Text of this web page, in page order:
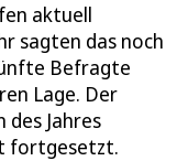
aktuell
sagten das noch
Befragte
Lage. Der
Jahres
fortgesetzt.